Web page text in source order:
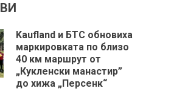
Kaufland и БТС обновиха
маркировката по близо
40 км маршрут от
„Кукленски манастир”
до хижа „Персенк“